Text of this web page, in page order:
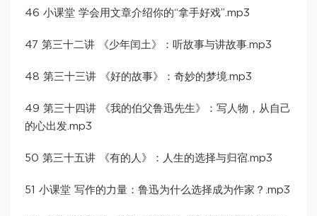
46 小课堂 学会用文章介绍你的“拿手好戏”.mp3
47 第三十二讲 《少年闰土》：听故事与讲故事.mp3
48 第三十三讲 《好的故事》：奇妙的梦境.mp3
49 第三十四讲 《我的伯父鲁迅先生》：写人物，从自己
的心出发.mp3
50 第三十五讲 《有的人》：人生的选择与归宿.mp3
51 小课堂 写作的力量：鲁迅为什么选择成为作家？.mp3